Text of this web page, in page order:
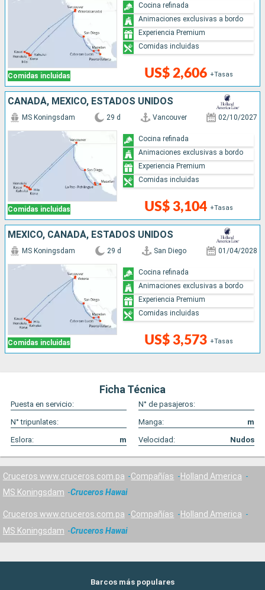
Comidas incluidas US$ 2,606 +Tasas
Cocina refinada
Animaciones exclusivas a bordo
Experiencia Premium
Comidas incluidas
CANADÁ, MÉXICO, ESTADOS UNIDOS
Comidas incluidas
MS Koningsdam 29 d Vancouver 02/10/2027
US$ 3,104 +Tasas
Cocina refinada
Animaciones exclusivas a bordo
Experiencia Premium
Comidas incluidas
MÉXICO, CANADÁ, ESTADOS UNIDOS
Comidas incluidas
MS Koningsdam 29 d San Diego 01/04/2028
US$ 3,573 +Tasas
Cocina refinada
Animaciones exclusivas a bordo
Experiencia Premium
Comidas incluidas
Ficha Técnica
Puesta en servicio:
N° de pasajeros:
N° tripunlates:
Manga:
m
Eslora:
m Velocidad: Nudos
Cruceros www.cruceros.com.pa Compañías
Holland America
MS Koningsdam
Cruceros Hawai
Cruceros www.cruceros.com.pa Compañías
Holland America
MS Koningsdam
Cruceros Hawai
Barcos más populares